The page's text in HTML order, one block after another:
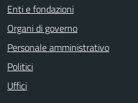
Enti e fondazioni
Organi di governo
Personale amministrativo
Politici
Uffici